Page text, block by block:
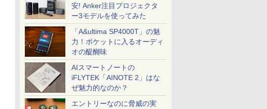
安! Anker注目プロジェクタ
ー3モデルを使ってみた
「A&ultima SP4000T」の魅
力！ポケットに入るオーディ
オの醍醐味
AIスマートノートの
iFLYTEK「AINOTE 2」はな
ぜ魅力的なのか？
エントリーなのに脅威の実